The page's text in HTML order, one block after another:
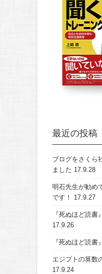
最近の投稿
ブログをさくら
ました 17.9.28
明石先生が勧め
です！
17.9.27
『死ぬほど読書
17.9.26
『死ぬほど読書
エジプトの算数
17.9.24